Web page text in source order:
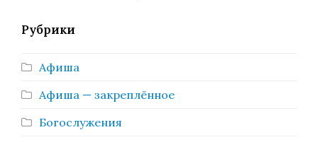
Рубрики
Афиша
Афиша — закреплённое
Богослужения